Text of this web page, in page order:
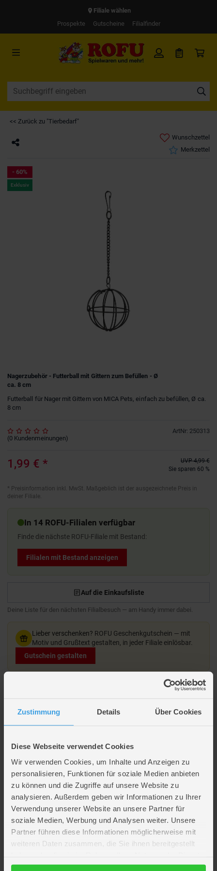
Zustimmung Details Über Cookies
Diese Webseite verwendet Cookies
Wir verwenden Cookies, um Inhalte und Anzeigen zu
personalisieren, Funktionen für soziale Medien anbieten
zu können und die Zugriffe auf unsere Website zu
analysieren. Außerdem geben wir Informationen zu Ihrer
Verwendung unserer Website an unsere Partner für
soziale Medien, Werbung und Analysen weiter. Unsere
Partner führen diese Informationen möglicherweise mit
weiteren Daten zusammen, die Sie ihnen bereitgestellt
gesammelt haben.
Filiale wählen
Prospekte
Gutscheine Filialfinder
<< Zurück zu "Tierbedarf"
Wunschzettel
Merkzettel
- 60%
Exklusiv
Nagerzubehör - Futterball mit Gittern zum Befüllen - Ø
ca. 8 cm
Futterball für Nager mit Gittern von MICA Pets, einfach zu befüllen, Ø ca.
8 cm
ArtNr: 250313
(0 Kundenmeinungen)
1,99 € * UVP 4,99 €
Sie sparen 60 %
* Preisinformation inkl. MwSt. Maßgeblich ist der ausgezeichnete Preis in
deiner Filiale.
In 14 ROFU-Filialen verfügbar
Finde die nächste ROFU-Filiale mit Bestand:
Filialen mit Bestand anzeigen
Auf die Einkaufsliste
Deine Liste für den nächsten Filialbesuch — am Handy immer dabei.
Lieber verschenken? ROFU Geschenkgutschein — mit
Motiv und Grußtext gestalten, in jeder Filiale einlösbar.
Gutschein gestalten
Nagerzubehör - Futterball mit Gittern zum Befüllen - Ø ca.
Lieferumfang: 1 Futterball
Artikelmerkmale
Farbe
schwarz
Material
Metall
Verpackungsmaße
Länge ca. 10,8 cm
Breite ca. 8 cm
Durchmesser
ca. 8 cm